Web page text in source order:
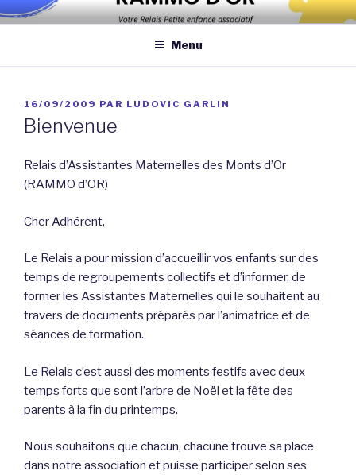
Aller
au
principal
Association qui a pour objectif d’améliorer les conditions et la
assistantes maternelles et/ou au domicile des parents
Menu
PUBLIÉ
LE
16/09/2009 PAR LUDOVIC GARLIN
Bienvenue
Relais d’Assistantes Maternelles des Monts d’Or
(RAMMO d’OR)
Cher Adhérent,
Le Relais a pour mission d’accueillir vos enfants sur des
temps de regroupements collectifs et d’informer, de
former les Assistantes Maternelles qui le souhaitent au
travers de documents préparés par l’animatrice et de
séances de formation.
Le Relais c’est aussi des moments festifs avec deux
temps forts que sont l’arbre de Noël et la fête des
parents à la fin du printemps.
Nous souhaitons que chacun, chacune trouve sa place
dans notre association et puisse participer selon ses